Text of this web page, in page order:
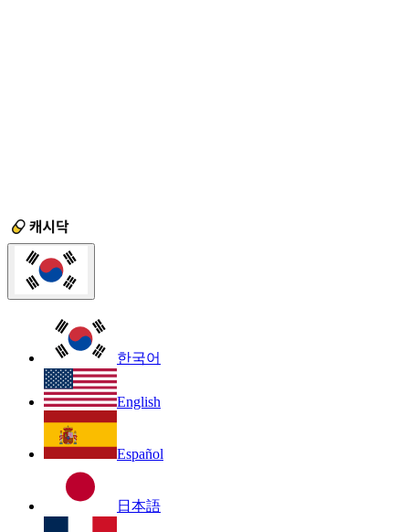
한국어
English
Español
日本語